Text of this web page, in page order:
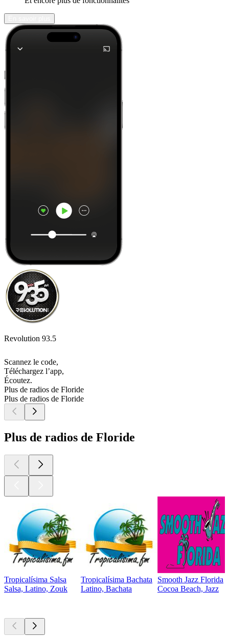
Revolution 93.5
Scannez le code,
Téléchargez l’app,
Écoutez.
Plus de radios de Floride
Plus de radios de Floride
Plus de radios de Floride
Tropicalísima Salsa
Salsa, Latino, Zouk
Tropicalísima Bachata
Latino, Bachata
Smooth Jazz Florida
Cocoa Beach, Jazz